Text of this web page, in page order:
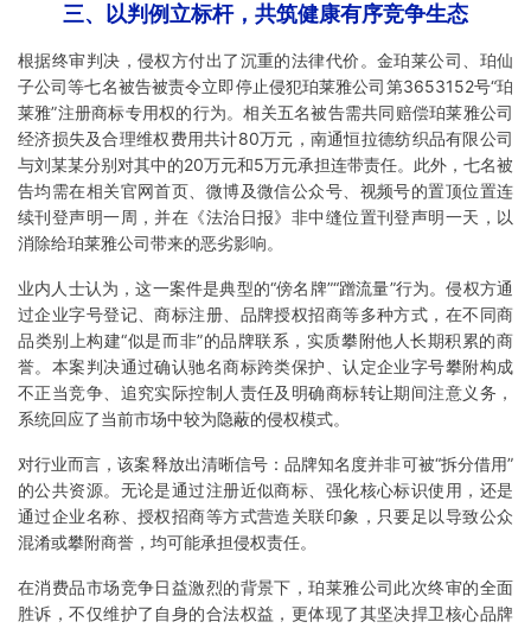
三、以判例立标杆，共筑健康有序竞争生态
根据终审判决，侵权方付出了沉重的法律代价。金珀莱公司、珀仙
子公司等七名被告被责令立即停止侵犯珀莱雅公司第3653152号“珀
莱雅”注册商标专用权的行为。相关五名被告需共同赔偿珀莱雅公司
经济损失及合理维权费用共计80万元，南通恒拉德纺织品有限公司
与刘某某分别对其中的20万元和5万元承担连带责任。此外，七名被
告均需在相关官网首页、微博及微信公众号、视频号的置顶位置连
续刊登声明一周，并在《法治日报》非中缝位置刊登声明一天，以
消除给珀莱雅公司带来的恶劣影响。
业内人士认为，这一案件是典型的“傍名牌”“蹭流量”行为。侵权方通
过企业字号登记、商标注册、品牌授权招商等多种方式，在不同商
品类别上构建“似是而非”的品牌联系，实质攀附他人长期积累的商
誉。本案判决通过确认驰名商标跨类保护、认定企业字号攀附构成
不正当竞争、追究实际控制人责任及明确商标转让期间注意义务，
系统回应了当前市场中较为隐蔽的侵权模式。
对行业而言，该案释放出清晰信号：品牌知名度并非可被“拆分借用”
的公共资源。无论是通过注册近似商标、强化核心标识使用，还是
通过企业名称、授权招商等方式营造关联印象，只要足以导致公众
混淆或攀附商誉，均可能承担侵权责任。
在消费品市场竞争日益激烈的背景下，珀莱雅公司此次终审的全面
胜诉，不仅维护了自身的合法权益，更体现了其坚决捍卫核心品牌